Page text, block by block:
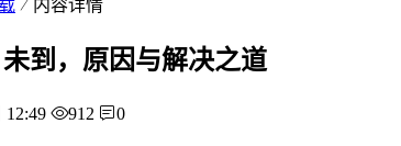
内容详情
到，原因与解决之道
12:49 912 0